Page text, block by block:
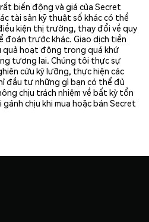
biến động và giá của Secret
tài sản kỹ thuật số khác có thể
kiện thị trường, thay đổi về quy
đoán trước khác. Giao dịch tiền
quả hoạt động trong quá khứ
tương lai. Chúng tôi thực sự
cứu kỹ lưỡng, thực hiện các
đầu tư những gì bạn có thể đủ
chịu trách nhiệm về bất kỳ tổn
chịu khi mua hoặc bán Secret